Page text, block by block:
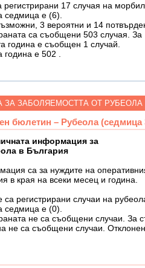
17 случая на
седмица е (6).
3 вероятни и 14
са съобщени 503 случая. За
година e съобщен 1 случай.
е 502 .
ЗА ЗАБОЛЯЕМОСТТА ОТ РУБЕОЛА
бюлетин – Рубеола (седмица
информация за
в България
са за нуждите на
в края на всеки месец и година.
регистрирани случаи на
седмица е (0).
не са съобщени случаи. За
не са съобщени случаи.